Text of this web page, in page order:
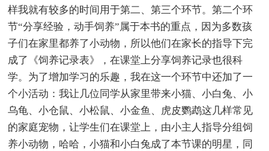
样我就有较多的时间用于第二、第三个环节。第二个环
节“分享经验，动手饲养”属于本书的重点，因为多数孩
子们在家里都养了小动物，所以他们在家长的指导下完
成了《饲养记录表》，在课堂上分享饲养记录也很科
学。为了增加学习的乐趣，我在这一个环节中还加了一
个小活动：我让几位同学从家里带来小猫、小白兔、小
乌龟、小仓鼠、小松鼠、小金鱼、虎皮鹦鹉这几样常见
的家庭宠物，让学生们在课堂上，由小主人指导分组饲
养小动物，哈哈，小猫和小白兔成了本节课的明星，同